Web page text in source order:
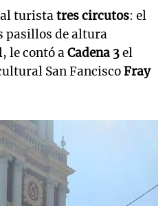
al turistatres circutos: el
pasillos de altura
le contó aCadena 3el
San FanciscoFray